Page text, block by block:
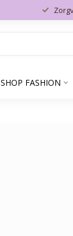
SHOP FASHION